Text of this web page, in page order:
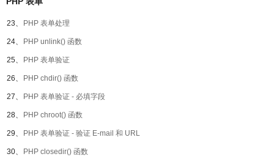
23、 PHP 表单处理
24、 PHP unlink() 函数
25、 PHP 表单验证
26、 PHP chdir() 函数
27、 PHP 表单验证 - 必填字段
28、 PHP chroot() 函数
29、 PHP 表单验证 - 验证 E-mail 和 URL
30、 PHP closedir() 函数